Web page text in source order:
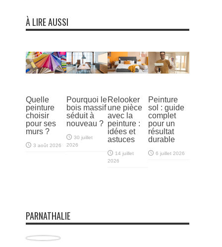
À LIRE AUSSI
Quelle
peinture
choisir
pour ses
murs ?
3 août 2026
Pourquoi le
bois massif
séduit à
nouveau ?
30 juillet
2026
Relooker
une pièce
avec la
peinture :
idées et
astuces
14 juillet
2026
Peinture
sol : guide
complet
pour un
résultat
durable
6 juillet 2026
PARNATHALIE